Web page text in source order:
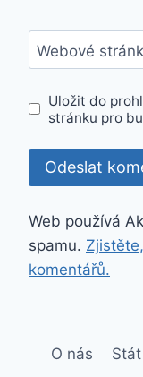
Webové
Uložit do
stránku pro
Web používá
spamu.
komentářů.
O nás